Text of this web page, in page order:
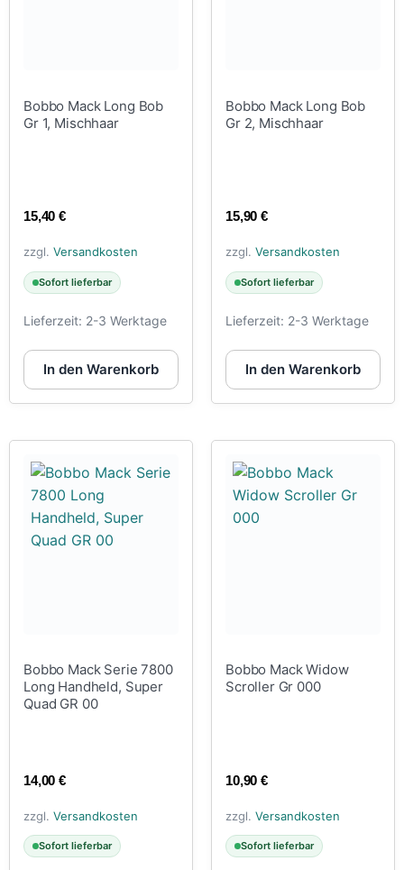
Bobbo Mack Long Bob
Gr 1, Mischhaar
15,40€
zzgl. Versandkosten
Sofort lieferbar
Lieferzeit: 2-3 Werktage
In den Warenkorb
Bobbo Mack Long Bob
Gr 2, Mischhaar
15,90€
zzgl. Versandkosten
Sofort lieferbar
Lieferzeit: 2-3 Werktage
In den Warenkorb
Bobbo Mack Serie 7800
Long Handheld, Super
Quad GR 00
14,00€
zzgl. Versandkosten
Sofort lieferbar
Bobbo Mack Widow
Scroller Gr 000
10,90€
zzgl. Versandkosten
Sofort lieferbar